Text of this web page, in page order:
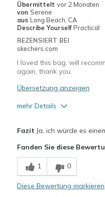
Übermittelt vor 2 Monaten
von Serene
aus Long Beach, CA
Describe Yourself Practical
REZENSIERT BEI
skechers.com
I loved this bag, will
again, thank you.
Übersetzung anzeigen
mehr Details
Breathe Well
Comfortable
Fazit Ja, ich würde es
Fanden Sie diese
1 0
Diese Bewertung markieren